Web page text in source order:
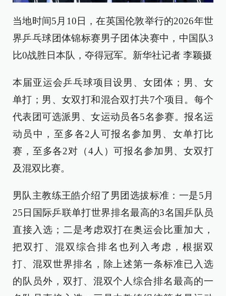
当地时间5月10日，在英国伦敦举行的2026年世
界乒乓球团体锦标赛男子团体决赛中，中国队3
比0战胜日本队，夺得冠军。新华社记者 李颖摄
本届亚运会乒乓球项目设男、女团体；男、女
单打；男、女双打和混合双打共7个项目。每个
代表团可选派男、女运动员各5名参赛。报名运
动员中，至多各2人可报名参加男、女单打比
赛，至多各2对（4人）可报名参加男、女双打
及混双比赛。
男队主教练王皓介绍了男团选拔标准：一是5月
25日国际乒联单打世界排名最高的3名国乒队员
直接入选；二是考虑双打在奥运会比重加大，
把双打、混双综合排名也列入考虑，根据双
打、混双世界排名，除上述第一条标准已入选
的队员外，双打、混双个人综合排名最高的一